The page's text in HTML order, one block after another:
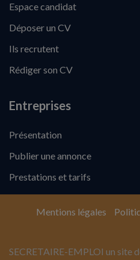
Espace candidat
Déposer un CV
Ils recrutent
Rédiger son CV
Entreprises
Présentation
Publier une annonce
Prestations et tarifs
SECRETAIRE-EMPLOI un site
Mentions légales